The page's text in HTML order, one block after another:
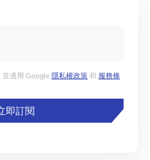
並適用 Google 隱私權政策 和 服務條
即訂閱